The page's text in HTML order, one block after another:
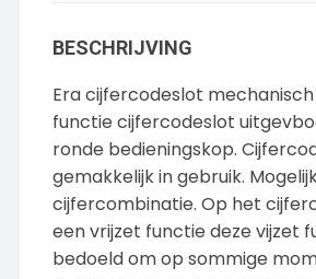
BESCHRIJVING
Era cijfercodeslot
functie cijfercodeslot
ronde bedieningskop.
gemakkelijk in gebruik.
cijfercombinatie. Op het
een vrijzet functie deze vijzet
bedoeld om op sommige